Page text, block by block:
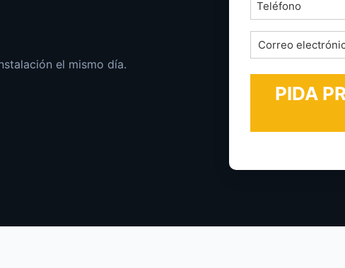
el mismo día.
*
Correo
electrónico
*